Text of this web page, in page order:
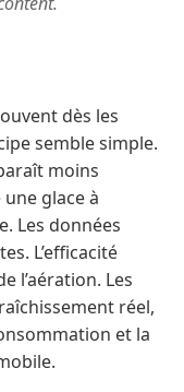
dès les
semble simple.
moins
une glace à
Les données
L’efficacité
l’aération. Les
réel,
et la